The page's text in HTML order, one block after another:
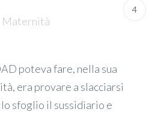
4
Maternità
poteva fare, nella sua
era provare a slacciarsi
sfoglio il sussidiario e